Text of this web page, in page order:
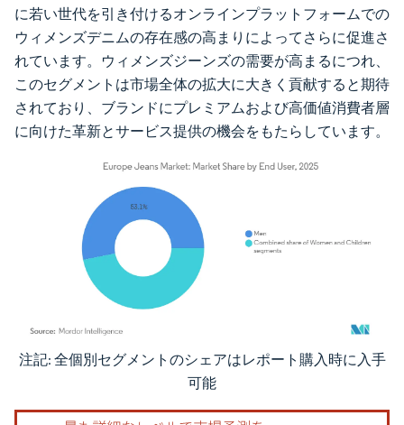
に若い世代を引き付けるオンラインプラットフォームでの
ウィメンズデニムの存在感の高まりによってさらに促進さ
れています。ウィメンズジーンズの需要が高まるにつれ、
このセグメントは市場全体の拡大に大きく貢献すると期待
されており、ブランドにプレミアムおよび高価値消費者層
に向けた革新とサービス提供の機会をもたらしています。
画像 © Mordor Intelligence。再利用にはCC BY 4.0の表示が必要です。
注記: 全個別セグメントのシェアはレポート購入時に入手
可能